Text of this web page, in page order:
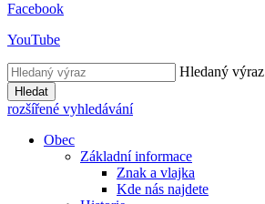
Facebook
YouTube
Hledaný výraz
Hledat
rozšířené vyhledávání
Obec
Základní informace
Znak a vlajka
Kde nás najdete